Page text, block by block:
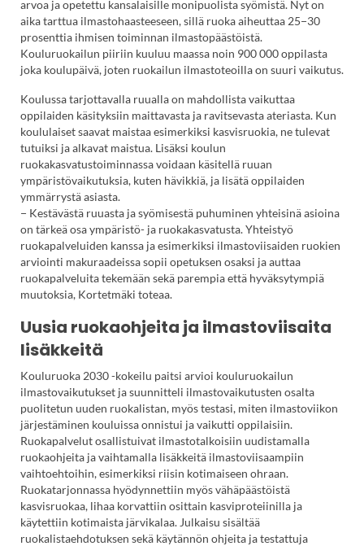
arvoa ja opetettu kansalaisille monipuolista syömistä. Nyt on
aika tarttua ilmastohaasteeseen, sillä ruoka aiheuttaa 25−30
prosenttia ihmisen toiminnan ilmastopäästöistä.
Kouluruokailun piiriin kuuluu maassa noin 900 000 oppilasta
joka koulupäivä, joten ruokailun ilmastoteoilla on suuri vaikutus.
Koulussa tarjottavalla ruualla on mahdollista vaikuttaa
oppilaiden käsityksiin maittavasta ja ravitsevasta ateriasta. Kun
koululaiset saavat maistaa esimerkiksi kasvisruokia, ne tulevat
tutuiksi ja alkavat maistua. Lisäksi koulun
ruokakasvatustoiminnassa voidaan käsitellä ruuan
ympäristövaikutuksia, kuten hävikkiä, ja lisätä oppilaiden
ymmärrystä asiasta.
− Kestävästä ruuasta ja syömisestä puhuminen yhteisinä asioina
on tärkeä osa ympäristö- ja ruokakasvatusta. Yhteistyö
ruokapalveluiden kanssa ja esimerkiksi ilmastoviisaiden ruokien
arviointi makuraadeissa sopii opetuksen osaksi ja auttaa
ruokapalveluita tekemään sekä parempia että hyväksytympiä
muutoksia, Kortetmäki toteaa.
Uusia ruokaohjeita ja ilmastoviisaita
lisäkkeitä
Kouluruoka 2030 -kokeilu paitsi arvioi kouluruokailun
ilmastovaikutukset ja suunnitteli ilmastovaikutusten osalta
puolitetun uuden ruokalistan, myös testasi, miten ilmastoviikon
järjestäminen kouluissa onnistui ja vaikutti oppilaisiin.
Ruokapalvelut osallistuivat ilmastotalkoisiin uudistamalla
ruokaohjeita ja vaihtamalla lisäkkeitä ilmastoviisaampiin
vaihtoehtoihin, esimerkiksi riisin kotimaiseen ohraan.
Ruokatarjonnassa hyödynnettiin myös vähäpäästöistä
kasvisruokaa, lihaa korvattiin osittain kasviproteiinilla ja
käytettiin kotimaista järvikalaa. Julkaisu sisältää
ruokalistaehdotuksen sekä käytännön ohjeita ja testattuja